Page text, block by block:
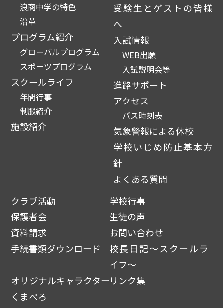
浪商中学の特色
沿革
プログラム紹介
グローバルプログラム
スポーツプログラム
スクールライフ
年間行事
制服紹介
施設紹介
受験生とゲストの皆様
へ
入試情報
WEB出願
入試説明会等
進路サポート
アクセス
バス時刻表
気象警報による休校
学校いじめ防止基本方
針
よくある質問
クラブ活動
学校行事
保護者会
生徒の声
資料請求
お問い合わせ
手続書類ダウンロード
校長日記～スクールラ
イフ～
オリジナルキャラクター
くまぺろ
リンク集